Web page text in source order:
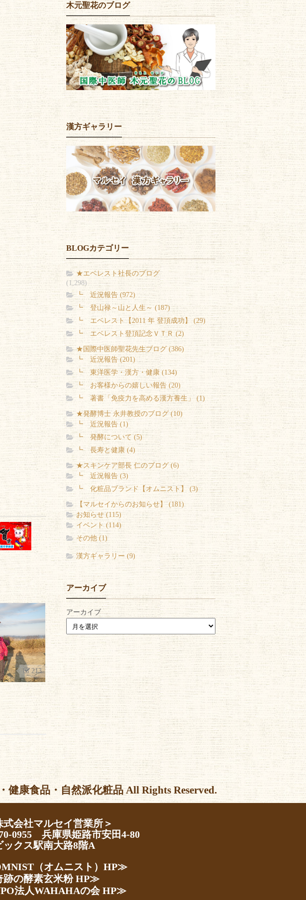
213
木元聖花のブログ
漢方ギャラリー
BLOGカテゴリー
★エベレスト社長のブログ
(1,298)
┗ 近況報告 (972)
┗ 登山禄～山と人生～ (187)
┗ エベレスト【2011 年 登頂成功】 (29)
┗ エベレスト登頂記念ＶＴＲ (2)
★国際中医師聖花先生ブログ (386)
┗ 近況報告 (201)
┗ 東洋医学・漢方・健康 (134)
┗ お客様からの嬉しい報告 (20)
┗ 著書「免疫力を高める漢方養生」 (1)
★発酵博士 永井教授のブログ (10)
┗ 近況報告 (1)
┗ 発酵について (5)
┗ 長寿と健康 (4)
★スキンケア部長 仁のブログ (6)
┗ 近況報告 (3)
┗ 化粧品ブランド【オムニスト】 (3)
【マルセイからのお知らせ】 (181)
お知らせ (115)
イベント (114)
その他 (1)
漢方ギャラリー (9)
アーカイブ
アーカイブ
康食品・自然派化粧品 All Rights Reserved.
式会社マルセイ営業所＞
0955 兵庫県姫路市安田4-80
ックス駅南大路8階A
（オムニスト）HP≫
の酵素玄米粉 HP≫
法人WAHAHAの会 HP≫